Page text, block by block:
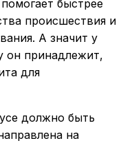
помогает быстрее
происшествия и
А значит у
он принадлежит,
для
должно быть
на